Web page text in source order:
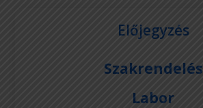
Előjegyzés
Szakrendelés
Labor